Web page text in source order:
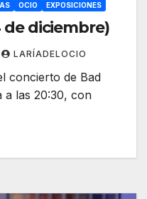
OCIO EXPOSICIONES
de diciembre)
LARÍADELOCIO
concierto de Bad
a las 20:30, con